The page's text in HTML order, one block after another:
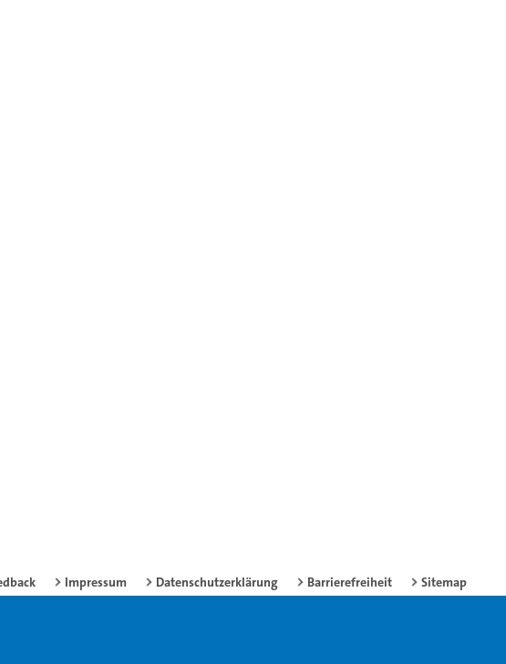
Impressum Datenschutzerklärung Barrierefreiheit Sitemap